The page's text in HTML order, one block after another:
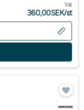
1/st
360,00SEK/st